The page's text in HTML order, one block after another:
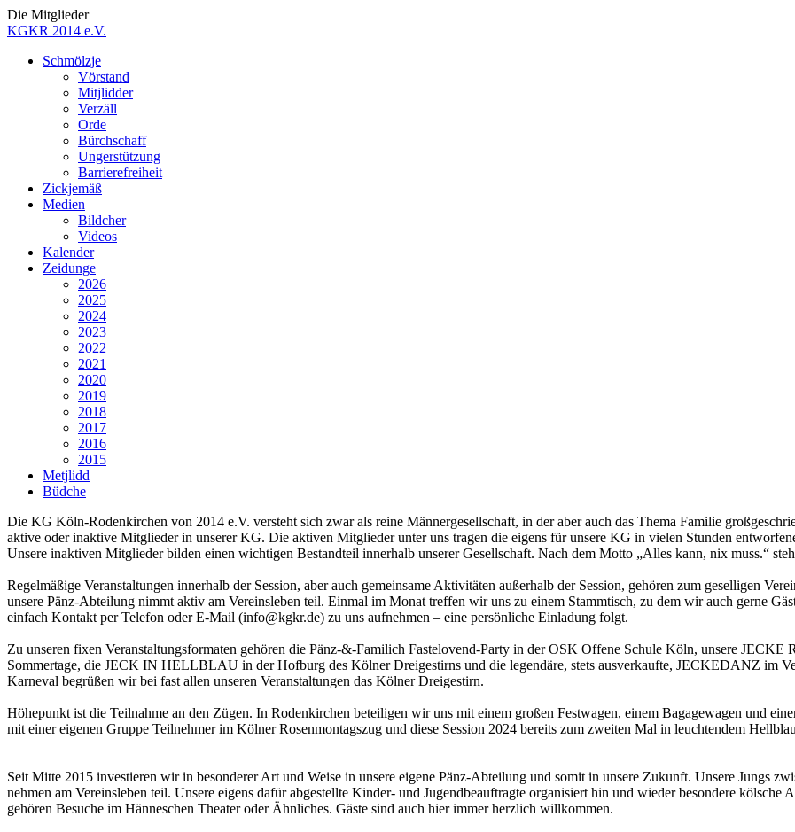
Die Mitglieder
KGKR 2014 e.V.
Schmölzje
Vörstand
Mitjlidder
Verzäll
Orde
Bürchschaff
Ungerstützung
Barrierefreiheit
Zickjemäß
Medien
Bildcher
Videos
Kalender
Zeidunge
2026
2025
2024
2023
2022
2021
2020
2019
2018
2017
2016
2015
Metjlidd
Büdche
Die KG Köln-Rodenkirchen von 2014 e.V. versteht sich zwar als reine Männergesellschaft, in der aber auch das Thema Familie
aktive oder inaktive Mitglieder in unserer KG. Die aktiven Mitglieder unter uns tragen die eigens für unsere KG in vielen Stunden
Unsere inaktiven Mitglieder bilden einen wichtigen Bestandteil innerhalb unserer Gesellschaft. Nach dem Motto „Alles kann, nix muss.“
Regelmäßige Veranstaltungen innerhalb der Session, aber auch gemeinsame Aktivitäten außerhalb der Session, gehören zum geselligen
unsere Pänz-Abteilung nimmt aktiv am Vereinsleben teil. Einmal im Monat treffen wir uns zu einem Stammtisch, zu dem wir auch gerne
einfach Kontakt per Telefon oder E-Mail (info@kgkr.de) zu uns aufnehmen – eine persönliche Einladung folgt.
Zu unseren fixen Veranstaltungsformaten gehören die Pänz-&-Familich Fastelovend-Party in der OSK Offene Schule Köln, unsere
Sommertage, die JECK IN HELLBLAU in der Hofburg des Kölner Dreigestirns und die legendäre, stets ausverkaufte, JECKEDANZ im
Karneval begrüßen wir bei fast allen unseren Veranstaltungen das Kölner Dreigestirn.
Höhepunkt ist die Teilnahme an den Zügen. In Rodenkirchen beteiligen wir uns mit einem großen Festwagen, einem Bagagewagen und
mit einer eigenen Gruppe Teilnehmer im Kölner Rosenmontagszug und diese Session 2024 bereits zum zweiten Mal in leuchtendem
Seit Mitte 2015 investieren wir in besonderer Art und Weise in unsere eigene Pänz-Abteilung und somit in unsere Zukunft. Unsere Jungs
nehmen am Vereinsleben teil. Unsere eigens dafür abgestellte Kinder- und Jugendbeauftragte organisiert hin und wieder besondere
gehören Besuche im Hänneschen Theater oder Ähnliches. Gäste sind auch hier immer herzlich willkommen.